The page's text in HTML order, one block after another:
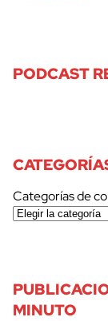
PODCAST
Categorías de
MINUTO